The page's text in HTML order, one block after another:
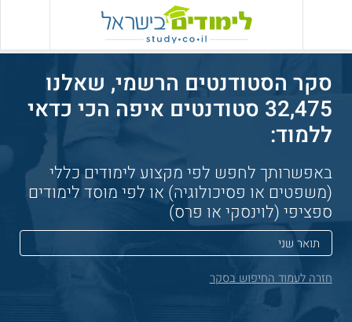
סקר הסטודנטים הרשמי, שאלנו
32,475 סטודנטים איפה הכי כדאי
ללמוד:
באפשרותך לחפש לפי מקצוע לימודים כללי
(משפטים או פסיכולוגיה) או לפי מוסד לימודים
ספציפי (לוינסקי או פרס)
חזרה לעמוד החיפוש בסקר